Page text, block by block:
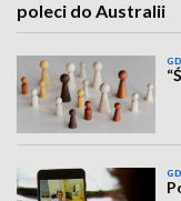
poleci do Australii